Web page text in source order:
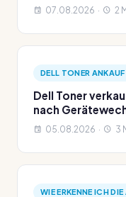
07.08.2026 · 2
DELL TONER
Dell Toner
nach
05.08.2026 · 3
WIE ERKENNE ICH